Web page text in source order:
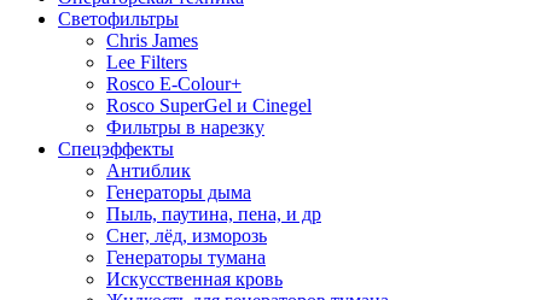
Светофильтры
Chris James
Lee Filters
Rosco E-Colour+
Rosco SuperGel и Cinegel
Фильтры в нарезку
Спецэффекты
Антиблик
Генераторы дыма
Пыль, паутина, пена, и др
Снег, лёд, изморозь
Генераторы тумана
Искусственная кровь